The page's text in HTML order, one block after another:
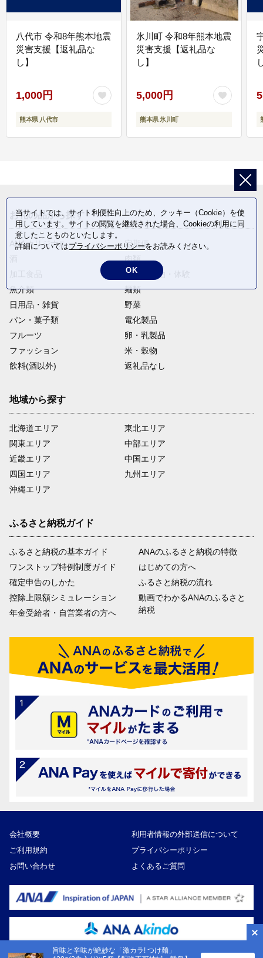
旨味と辛味が絶妙な「激カラ! つけ麺」
八代市 令和8年熊本地震
災害支援【返礼品な
し】
1,000円
熊本県 八代市
氷川町 令和8年熊本地震
災害支援【返礼品な
し】
5,000円
熊本県 氷川町
お礼の品から探す
ANAオリジナル
定期便
肉類
旅行・宿泊・体験
魚介類
麺類
日用品・雑貨
野菜
パン・菓子類
電化製品
フルーツ
卵・乳製品
ファッション
米・穀物
飲料(酒以外)
返礼品なし
地域から探す
北海道エリア
関東エリア
近畿エリア
四国エリア
沖縄エリア
東北エリア
中部エリア
中国エリア
九州エリア
ふるさと納税ガイド
ふるさと納税の基本ガイド
ワンストップ特例制度ガイド
確定申告のしかた
控除上限額シミュレーション
年金受給者・自営業者の方へ
ANAのふるさと納税の特徴
はじめての方へ
ふるさと納税の流れ
動画でわかるANAのふるさと
納税
会社概要
利用者情報の外部送信について
ご利用規約
プライバシーポリシー
お問い合わせ
よくあるご質問
当サイトでは、サイト利便性向上のため、クッキー（Cookie）を使
用しています。サイトの閲覧を継続された場合、Cookieの利用に同
意したことものといたします。
詳細についてはプライバシーポリシーをお読みください。
OK